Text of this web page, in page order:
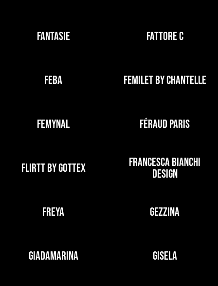
FANTASIE FATTORE C
FEBA FEMILET BY CHANTELLE
FEMYNAL FÉRAUD PARIS
FLIRTT BY GOTTEX
FRANCESCA BIANCHI
DESIGN
FREYA GEZZINA
GIADAMARINA GISELA